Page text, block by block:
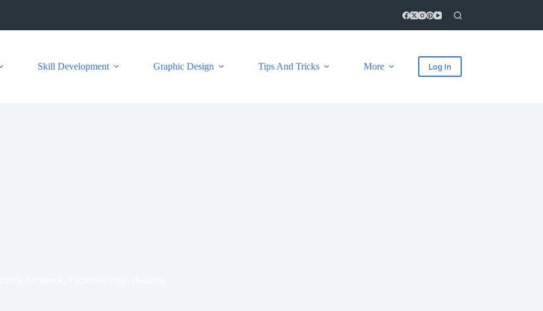
Skill Development Graphic Design Tips And Tricks More Log In